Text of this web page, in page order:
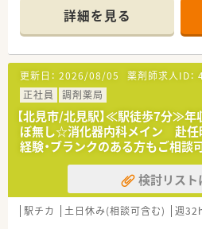
地域医療、高度専門医療、救急
■薬剤師常勤6名在籍、調剤・製剤
理指導業務・医薬品情報管理など
■ICT（感染制御チーム）チーム
看護師をはじめとした医療スタ
事しています。
〈完全週休2日制〉
■勤務は8時30分～17時00分で
120日！
■地域手当や住宅手当などの諸手
です！
〈総合病院でスキルアップ！〉
病棟業務・外来業務と両方の経
詳細を見る
更新日： 2026/08/05 薬剤師求人ID：
正社員
調剤薬局
【北見市/北見駅】≪駅徒歩7分≫年
ぼ無し☆消化器内科メイン 赴任
経験・ブランクのある方もご相談
検討リスト
駅チカ 土日休み(相談可含む) 週